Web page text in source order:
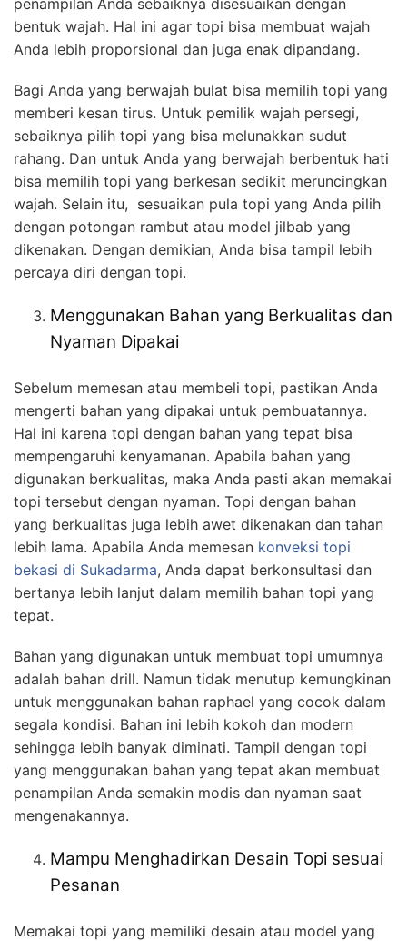
bentuk wajah. Hal ini agar topi bisa membuat wajah
Anda lebih proporsional dan juga enak dipandang.
Bagi Anda yang berwajah bulat bisa memilih topi yang
memberi kesan tirus. Untuk pemilik wajah persegi,
sebaiknya pilih topi yang bisa melunakkan sudut
rahang. Dan untuk Anda yang berwajah berbentuk hati
bisa memilih topi yang berkesan sedikit meruncingkan
wajah. Selain itu, sesuaikan pula topi yang Anda pilih
dengan potongan rambut atau model jilbab yang
dikenakan. Dengan demikian, Anda bisa tampil lebih
percaya diri dengan topi.
Menggunakan Bahan yang Berkualitas dan
Nyaman Dipakai
Sebelum memesan atau membeli topi, pastikan Anda
mengerti bahan yang dipakai untuk pembuatannya.
Hal ini karena topi dengan bahan yang tepat bisa
mempengaruhi kenyamanan. Apabila bahan yang
digunakan berkualitas, maka Anda pasti akan memakai
topi tersebut dengan nyaman. Topi dengan bahan
yang berkualitas juga lebih awet dikenakan dan tahan
lebih lama. Apabila Anda memesan konveksi topi
bekasi di Sukadarma, Anda dapat berkonsultasi dan
bertanya lebih lanjut dalam memilih bahan topi yang
tepat.
Bahan yang digunakan untuk membuat topi umumnya
adalah bahan drill. Namun tidak menutup kemungkinan
untuk menggunakan bahan raphael yang cocok dalam
segala kondisi. Bahan ini lebih kokoh dan modern
sehingga lebih banyak diminati. Tampil dengan topi
yang menggunakan bahan yang tepat akan membuat
penampilan Anda semakin modis dan nyaman saat
mengenakannya.
Mampu Menghadirkan Desain Topi sesuai
Pesanan
Memakai topi yang memiliki desain atau model yang